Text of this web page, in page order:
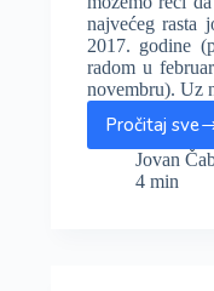
najvećeg rasta
2017. godine
radom u
novembru). Uz
Pročitaj sve
Tri
veća
Jovan
4 min